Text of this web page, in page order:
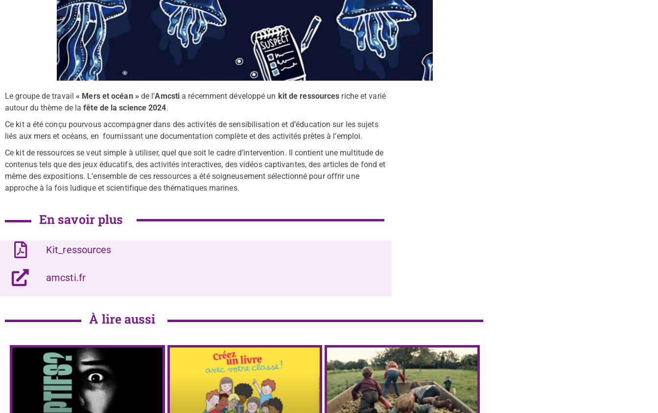
Le groupe de travail« Mers et océan »de l’Amcsti a récemment développé un kit de ressources riche et varié
autour du thème de lafête de la science 2024.
Ce kit a été conçu pourvous accompagner dans des activités de sensibilisation et d’éducation sur les sujets
liés aux mers et océans, en fournissant une documentation complète et des activités prêtes à l’emploi.
Ce kit de ressources se veut simple à utiliser, quel que soit le cadre d’intervention. Il contient une multitude de
contenus tels que des jeux éducatifs, des activités interactives, des vidéos captivantes, des articles de fond et
même des expositions. L’ensemble de ces ressources a été soigneusement sélectionné pour offrir une
approche à la fois ludique et scientifique des thématiques marines.
En savoir plus
Kit_ressources
amcsti.fr
À lire aussi